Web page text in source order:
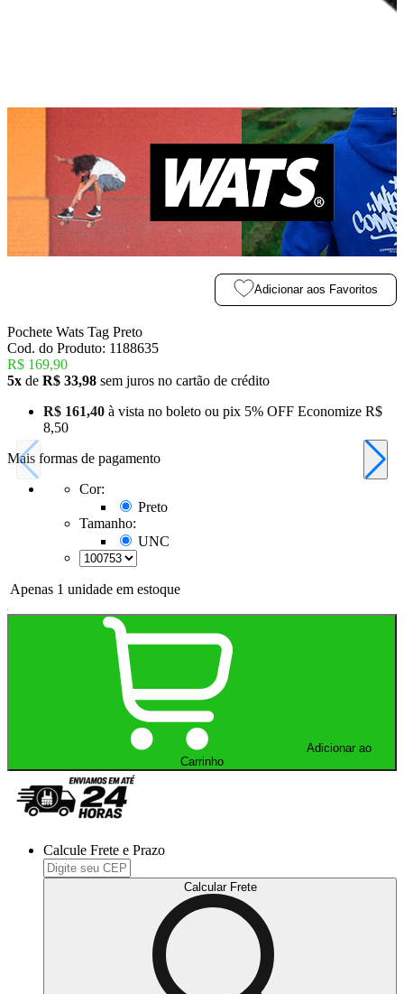
Adicionar aos Favoritos
Pochete Wats Tag Preto
Cod. do Produto: 1188635
R$ 169,90
5x de R$ 33,98 sem juros no cartão de crédito
R$ 161,40 à vista no boleto ou pix 5% OFF Economize R$
8,50
Mais formas de pagamento
Cor:
Preto
Tamanho:
UNC
Apenas 1 unidade em estoque
Carrinho
Calcule Frete e Prazo
Calcular Frete